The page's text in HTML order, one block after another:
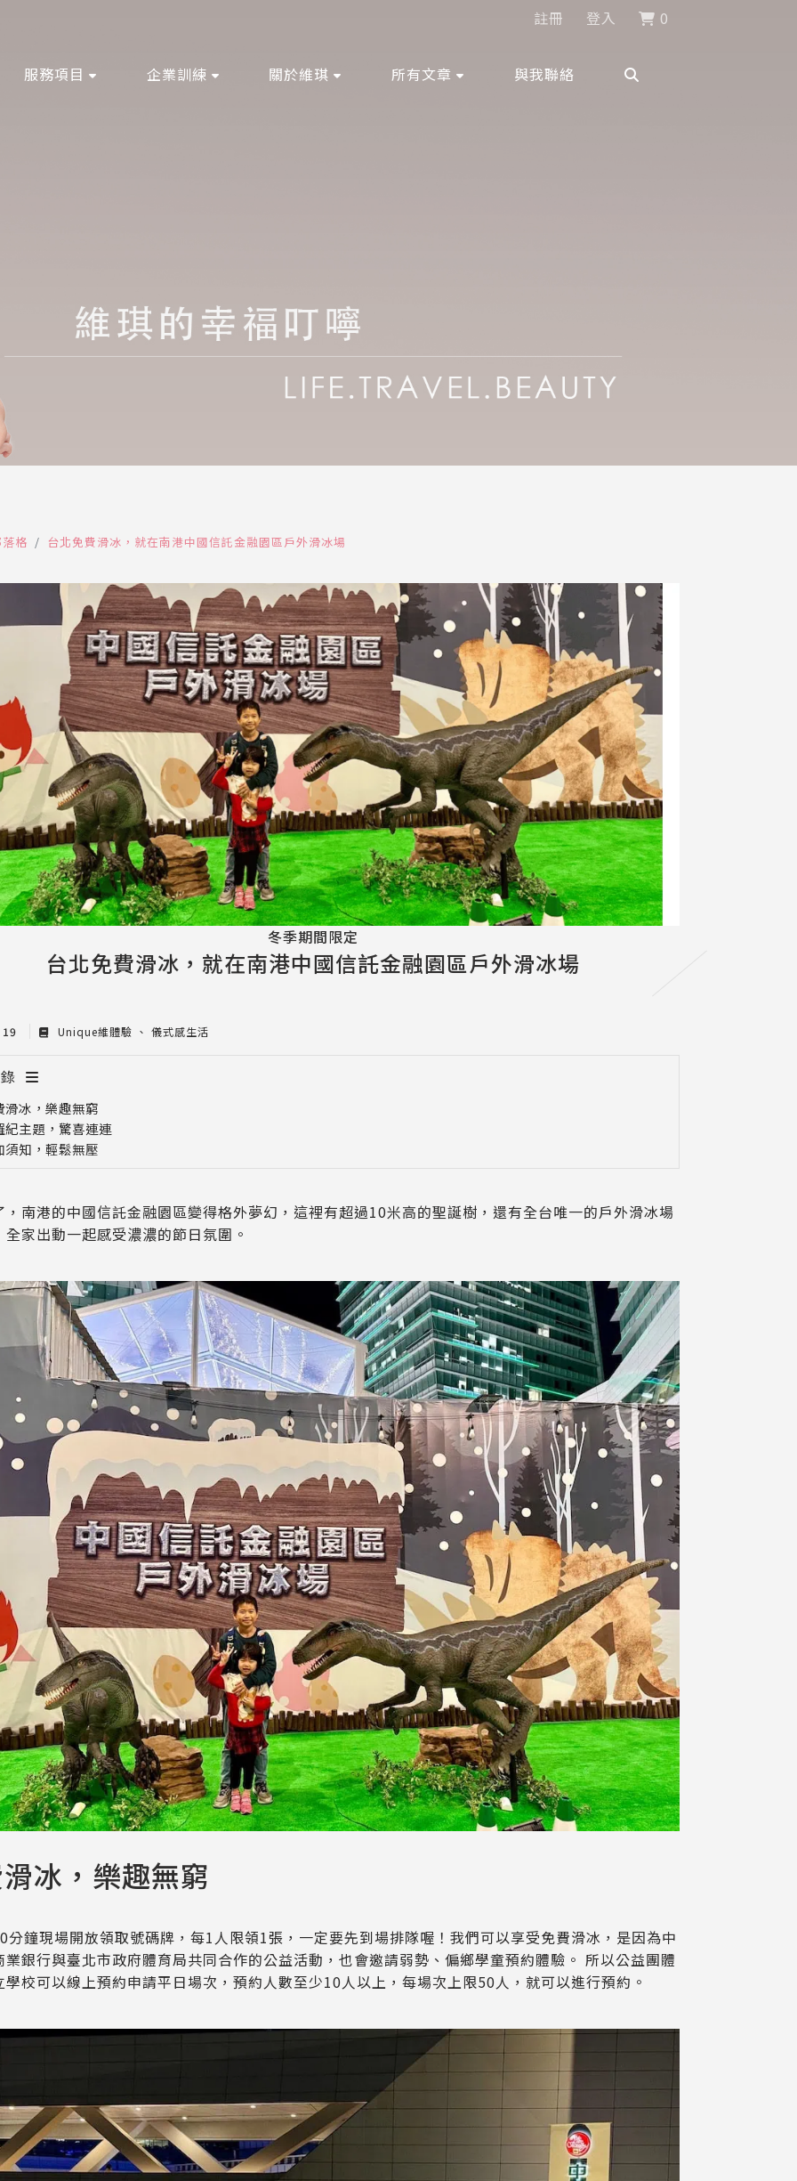
註冊 登入 0
服務項目 企業訓練 關於維琪 所有文章 與我聯絡
格 台北免費滑冰，就在南港中國信託金融園區戶外滑冰場
冬季期間限定
台北免費滑冰，就在南港中國信託金融園區戶外滑冰場
Unique維體驗 儀式感生活
滑冰，樂趣無窮
紀主題，驚喜連連
須知，輕鬆無壓
，南港的中國信託金融園區變得格外夢幻，這裡有超過10米高的聖誕樹，還有全台唯一的戶外滑冰場
全家出動一起感受濃濃的節日氛圍。
冰，樂趣無窮
分鐘現場開放領取號碼牌，每1人限領1張，一定要先到場排隊喔！我們可以享受免費滑冰，是因為中
業銀行與臺北市政府體育局共同合作的公益活動，也會邀請弱勢、偏鄉學童預約體驗。 所以公益團體
學校可以線上預約申請平日場次，預約人數至少10人以上，每場次上限50人，就可以進行預約。